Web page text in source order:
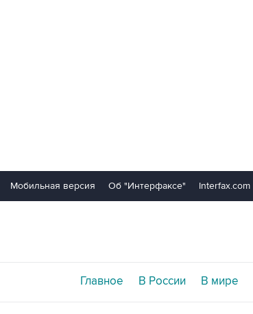
Мобильная версия Об "Интерфаксе" Interfax.com
Главное В России В мире